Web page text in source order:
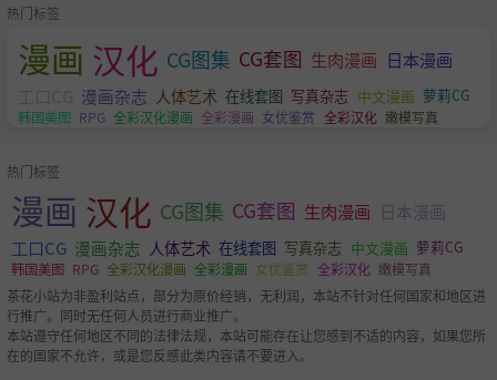
热门标签
漫画 汉化 CG图集 CG套图 生肉漫画 日本漫画
工口CG 漫画杂志 人体艺术 在线套图 写真杂志 中文漫画 萝莉CG
韩国美图 RPG 全彩汉化漫画 全彩漫画 女优鉴赏 全彩汉化 嫩模写真
热门标签
漫画 汉化 CG图集 CG套图 生肉漫画 日本漫画
工口CG 漫画杂志 人体艺术 在线套图 写真杂志 中文漫画 萝莉CG
韩国美图 RPG 全彩汉化漫画 全彩漫画 女优鉴赏 全彩汉化 嫩模写真
茶花小站为非盈利站点，部分为原价经销，无利润，本站不针对任何国家和地区进
行推广。同时无任何人员进行商业推广。
本站遵守任何地区不同的法律法规，本站可能存在让您感到不适的内容，如果您所
在的国家不允许，或是您反感此类内容请不要进入。